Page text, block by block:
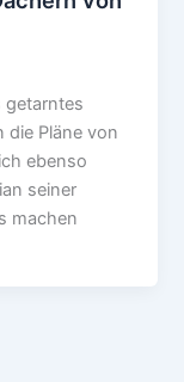
getarntes
die Pläne von
ebenso
seiner
machen